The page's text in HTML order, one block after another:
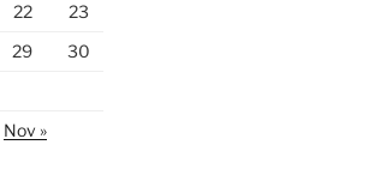
22
23
29
30
Nov »